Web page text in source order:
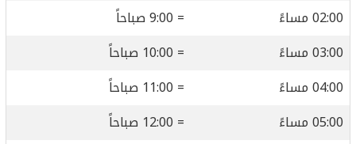
02:00 مساءً
= 9:00 صباحاً
03:00 مساءً
= 10:00 صباحاً
04:00 مساءً
= 11:00 صباحاً
05:00 مساءً
= 12:00 صباحاً